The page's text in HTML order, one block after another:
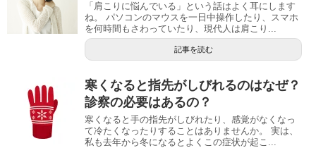
「肩こりに悩んでいる」という話はよく耳にします
ね。 パソコンのマウスを一日中操作したり、スマホ
を何時間もさわっていたり、現代人は肩こり...
記事を読む
寒くなると指先がしびれるのはなぜ？
診察の必要はあるの？
寒くなると手の指先がしびれたり、感覚がなくなっ
て冷たくなったりすることはありませんか。 実は、
私も去年から冬になるとよくこの症状が起こ...